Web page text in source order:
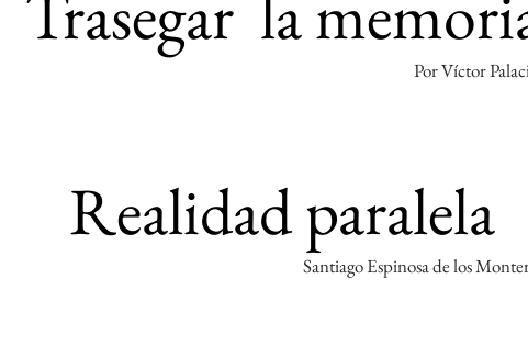
Por Víctor
Realidad paralela
Santiago Espinosa de los